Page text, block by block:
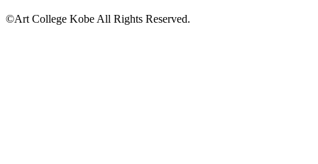
©Art College Kobe All Rights Reserved.